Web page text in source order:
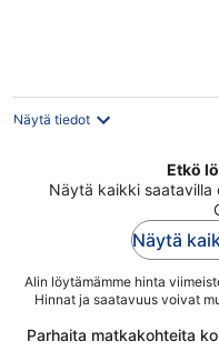
Näytä tiedot
Etkö
Näytä kaikki saatavilla
Näytä
Alin löytämämme hinta
Hinnat ja saatavuus voivat
Parhaita matkakohteita